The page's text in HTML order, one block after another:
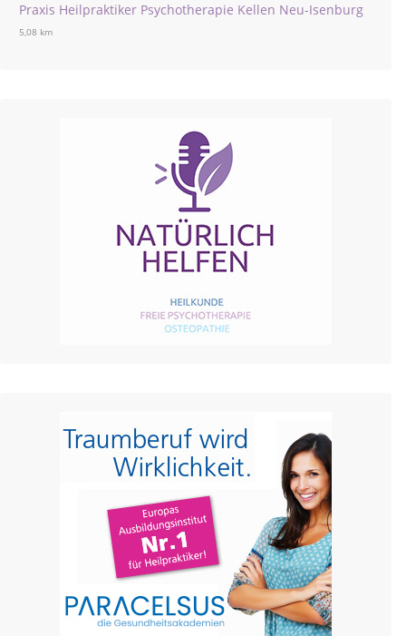
Praxis Heilpraktiker Psychotherapie Kellen Neu-Isenburg
5,08 km